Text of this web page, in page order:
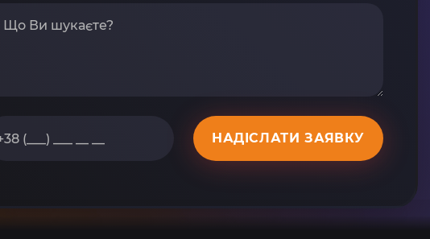
НАДІСЛАТИ ЗАЯВКУ